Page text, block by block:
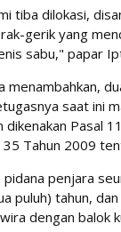
tiba dilokasi,
gerik yang
sabu," papar
menambahkan,
saat ini
dikenakan Pasal
Tahun 2009
penjara
puluh) tahun,
dengan balok